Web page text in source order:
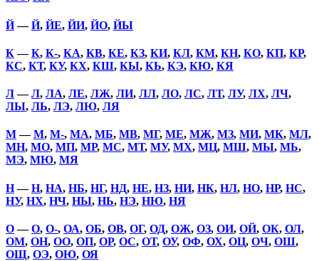
Й—Й, ЙЕ, ЙИ, ЙО, ЙЫ
К—К, К-, КА, КВ, КЕ, КЗ, КИ, КЛ, КМ, КН, КО, КП, КР,
КС, КТ, КУ, КХ, КШ, КЫ, КЬ, КЭ, КЮ, КЯ
Л—Л, ЛА, ЛЕ, ЛЖ, ЛИ, ЛЛ, ЛО, ЛС, ЛТ, ЛУ, ЛХ, ЛЧ,
ЛЫ, ЛЬ, ЛЭ, ЛЮ, ЛЯ
М—М, М-, МА, МБ, МВ, МГ, МЕ, МЖ, МЗ, МИ, МК, МЛ,
МН, МО, МП, МР, МС, МТ, МУ, МХ, МЦ, МШ, МЫ, МЬ,
МЭ, МЮ, МЯ
Н—Н, НА, НБ, НГ, НД, НЕ, НЗ, НИ, НК, НЛ, НО, НР, НС,
НУ, НХ, НЧ, НЫ, НЬ, НЭ, НЮ, НЯ
О—О, О-, ОА, ОБ, ОВ, ОГ, ОД, ОЖ, ОЗ, ОИ, ОЙ, ОК, ОЛ,
ОМ, ОН, ОО, ОП, ОР, ОС, ОТ, ОУ, ОФ, ОХ, ОЦ, ОЧ, ОШ,
ОЩ, ОЭ, ОЮ, ОЯ